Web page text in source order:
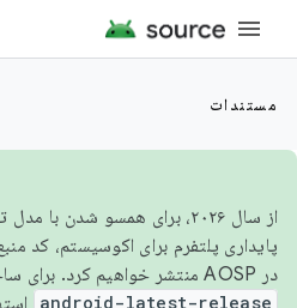
مستندات
از سال ۲۰۲۶، برای همسو شدن
پایداری پلتفرم برای اکوسیستم، کد
در AOSP منتشر خواهیم کرد. برای ساخت و مشارکت در AOSP،
android-latest-release